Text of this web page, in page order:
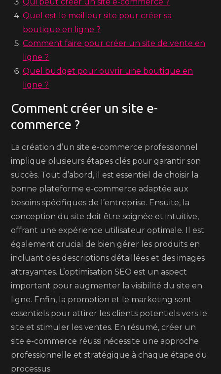
Quel est le meilleur site pour créer sa
boutique en ligne ?
Comment faire pour créer un site de vente en
ligne ?
Quel budget pour ouvrir une boutique en
ligne ?
Comment créer un site e-
commerce ?
La création d’un site e-commerce professionnel
implique plusieurs étapes clés pour garantir son
succès. Tout d’abord, il est essentiel de choisir la
bonne plateforme e-commerce adaptée aux
besoins spécifiques de l’entreprise. Ensuite, la
conception du site doit être soignée et intuitive,
offrant une expérience utilisateur optimale. Il est
également crucial de bien gérer les produits en
incluant des descriptions détaillées et des images
attrayantes. L’optimisation SEO est un aspect
important pour augmenter la visibilité du site en
ligne. Enfin, la promotion et le marketing sont
essentiels pour attirer les clients potentiels vers le
site et stimuler les ventes. En résumé, créer un
site e-commerce réussi nécessite une approche
professionnelle et stratégique à chaque étape du
processus.